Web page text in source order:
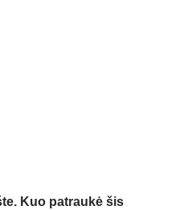
Kuo patraukė šis